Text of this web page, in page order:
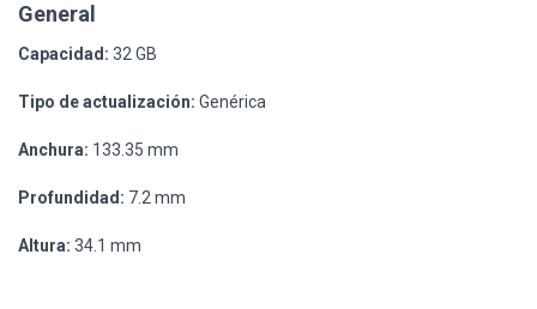
General
Capacidad: 32 GB
Tipo de actualización: Genérica
Anchura: 133.35 mm
Profundidad: 7.2 mm
Altura: 34.1 mm